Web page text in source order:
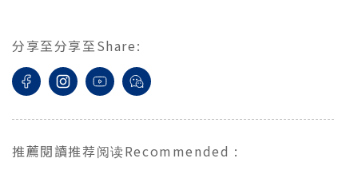
分享至分享至Share:
推薦閱讀推荐阅读Recommended :